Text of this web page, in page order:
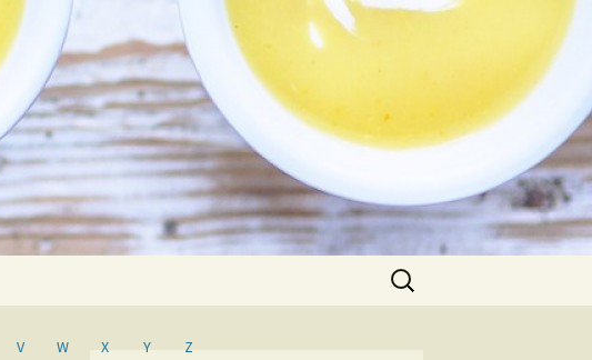
Suche
nach:
V W X Y Z